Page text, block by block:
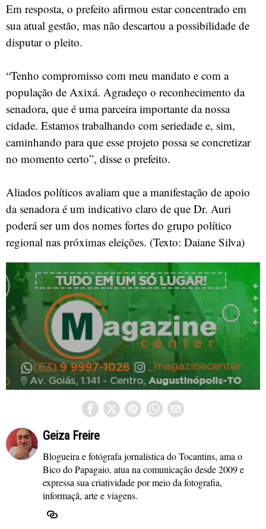
Em resposta, o prefeito afirmou estar concentrado em
sua atual gestão, mas não descartou a possibilidade de
disputar o pleito.
“Tenho compromisso com meu mandato e com a
população de Axixá. Agradeço o reconhecimento da
senadora, que é uma parceira importante da nossa
cidade. Estamos trabalhando com seriedade e, sim,
caminhando para que esse projeto possa se concretizar
no momento certo”, disse o prefeito.
Aliados políticos avaliam que a manifestação de apoio
da senadora é um indicativo claro de que Dr. Auri
poderá ser um dos nomes fortes do grupo político
regional nas próximas eleições. (Texto: Daiane Silva)
Geiza Freire
Blogueira e fotógrafa jornalística do Tocantins, ama o
Bico do Papagaio, atua na comunicação desde 2009 e
expressa sua criatividade por meio da fotografia,
informaçã, arte e viagens.